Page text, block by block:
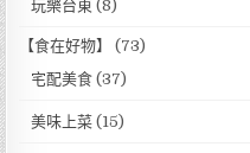
玩樂台東 (8)
【食在好物】
(73)
宅配美食 (37)
美味上菜 (15)